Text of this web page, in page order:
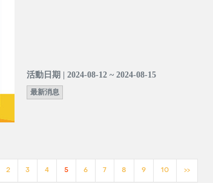
活動日期 | 2024-08-12 ~ 2024-08-15
最新消息
2 3 4 5 6 7 8 9 10 >>